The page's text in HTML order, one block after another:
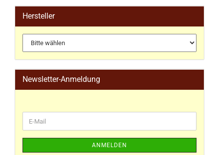
Hersteller
Newsletter-Anmeldung
ANMELDEN